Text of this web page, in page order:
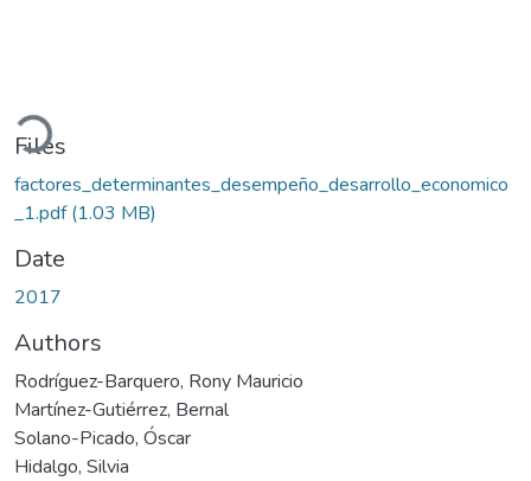
Files
factores_determinantes_desempeño_desarrollo_economico
_1.pdf(1.03 MB)
Date
2017
Authors
Rodríguez-Barquero, Rony Mauricio
Martínez-Gutiérrez, Bernal
Solano-Picado, Óscar
Hidalgo, Silvia